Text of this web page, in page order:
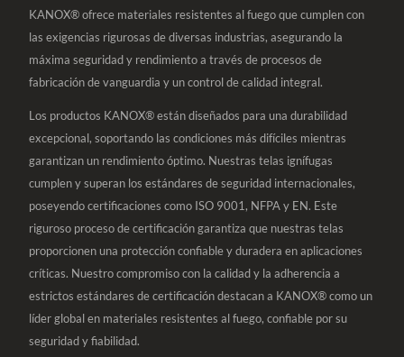
KANOX® ofrece materiales resistentes al fuego que cumplen con
las exigencias rigurosas de diversas industrias, asegurando la
máxima seguridad y rendimiento a través de procesos de
fabricación de vanguardia y un control de calidad integral.
Los productos KANOX® están diseñados para una durabilidad
excepcional, soportando las condiciones más difíciles mientras
garantizan un rendimiento óptimo. Nuestras telas ignífugas
cumplen y superan los estándares de seguridad internacionales,
poseyendo certificaciones como ISO 9001, NFPA y EN. Este
riguroso proceso de certificación garantiza que nuestras telas
proporcionen una protección confiable y duradera en aplicaciones
críticas. Nuestro compromiso con la calidad y la adherencia a
estrictos estándares de certificación destacan a KANOX® como un
líder global en materiales resistentes al fuego, confiable por su
seguridad y fiabilidad.